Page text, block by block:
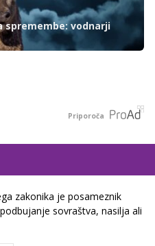
spremembe: vodnarji
Priporoča
zakonika je posameznik
sovraštva, nasilja ali